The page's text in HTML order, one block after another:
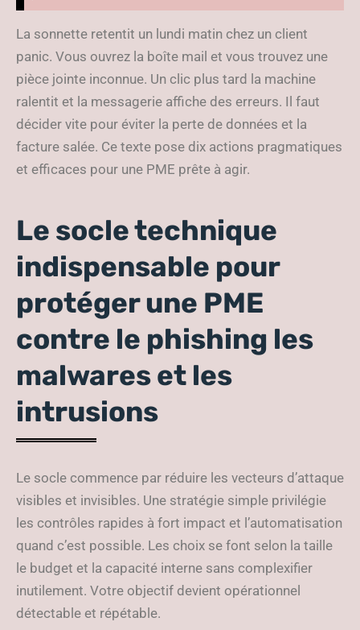
La sonnette retentit un lundi matin chez un client
panic. Vous ouvrez la boîte mail et vous trouvez une
pièce jointe inconnue. Un clic plus tard la machine
ralentit et la messagerie affiche des erreurs. Il faut
décider vite pour éviter la perte de données et la
facture salée. Ce texte pose dix actions pragmatiques
et efficaces pour une PME prête à agir.
Le socle technique
indispensable pour
protéger une PME
contre le phishing les
malwares et les
intrusions
Le socle commence par réduire les vecteurs d’attaque
visibles et invisibles. Une stratégie simple privilégie
les contrôles rapides à fort impact et l’automatisation
quand c’est possible. Les choix se font selon la taille
le budget et la capacité interne sans complexifier
inutilement. Votre objectif devient opérationnel
détectable et répétable.